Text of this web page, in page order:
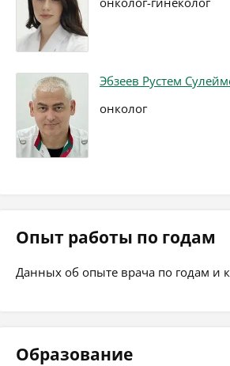
Эбзеев Рустем
онколог
Опыт работы по годам
Данных об опыте врача по годам и
Образование